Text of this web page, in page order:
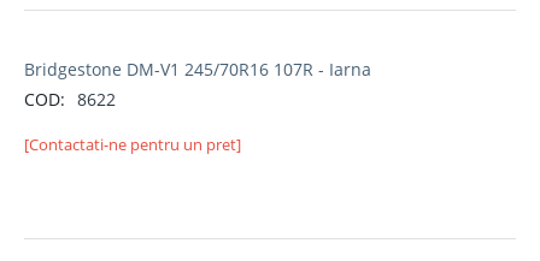
Bridgestone DM-V1 245/70R16 107R - Iarna
COD: 8622
[Contactati-ne pentru un pret]